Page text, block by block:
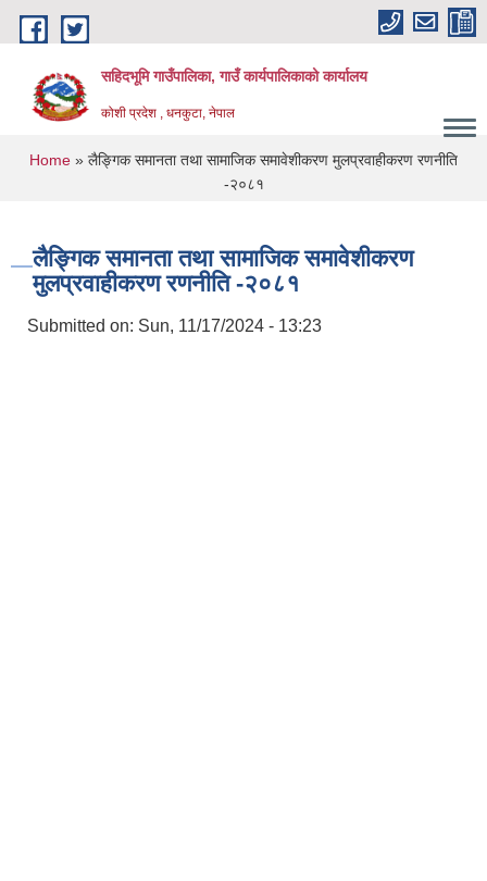
Skip to main content
सहिदभूमि गाउँपालिका, गाउँ कार्यपालिकाको कार्यालय
कोशी प्रदेश , धनकुटा, नेपाल
You are here
Home » लैङ्गिक समानता तथा सामाजिक समावेशीकरण मुलप्रवाहीकरण रणनीति
-२०८१
लैङ्गिक समानता तथा सामाजिक समावेशीकरण
मुलप्रवाहीकरण रणनीति -२०८१
Submitted on: Sun, 11/17/2024 - 13:23